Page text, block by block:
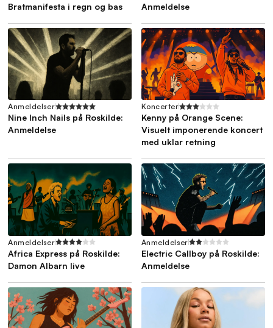
Bratmanifesta i regn og bas
Anmeldelse
Anmeldelser
Nine Inch Nails på Roskilde:
Anmeldelse
Koncerter
Kenny på Orange Scene:
Visuelt imponerende koncert
med uklar retning
Anmeldelser
Africa Express på Roskilde:
Damon Albarn live
Anmeldelser
Electric Callboy på Roskilde:
Anmeldelse